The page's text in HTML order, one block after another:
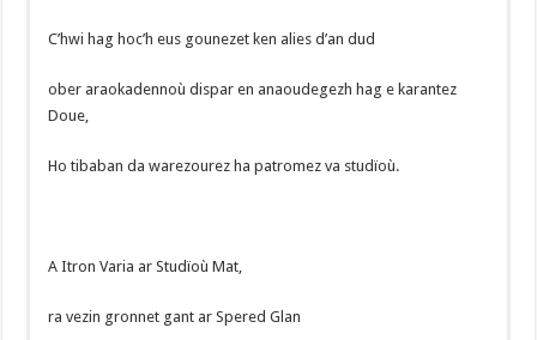
C’hwi hag hoc’h eus gounezet ken alies d’an dud
ober araokadennoù dispar en anaoudegezh hag e karantez
Doue,
Ho tibaban da warezourez ha patromez va studïoù.
A Itron Varia ar Studïoù Mat,
ra vezin gronnet gant ar Spered Glan